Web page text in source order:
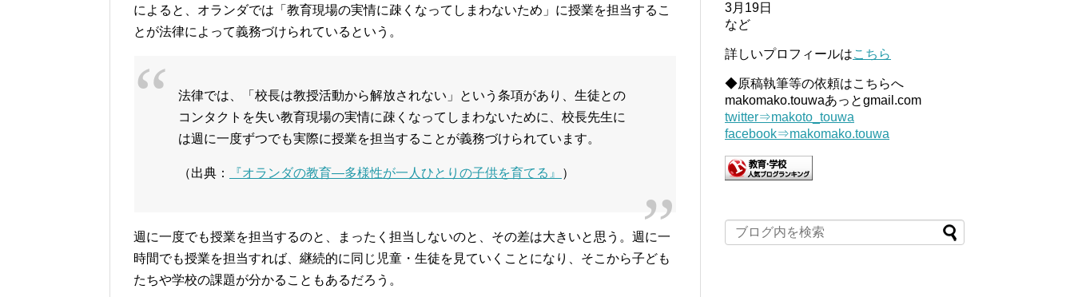
によると、オランダでは「教育現場の実情に疎くなってしまわないため」に授業を担当するこ
とが法律によって義務づけられているという。
法律では、「校長は教授活動から解放されない」という条項があり、生徒との
コンタクトを失い教育現場の実情に疎くなってしまわないために、校長先生に
は週に一度ずつでも実際に授業を担当することが義務づけられています。
（出典： 『オランダの教育―多様性が一人ひとりの子供を育てる』 ）
週に一度でも授業を担当するのと、まったく担当しないのと、その差は大きいと思う。週に一
時間でも授業を担当すれば、継続的に同じ児童・生徒を見ていくことになり、そこから子ども
たちや学校の課題が分かることもあるだろう。
3月19日
など
詳しいプロフィールはこちら
◆原稿執筆等の依頼はこちらへ
makomako.touwaあっとgmail.com
twitter⇒makoto_touwa
facebook⇒makomako.touwa